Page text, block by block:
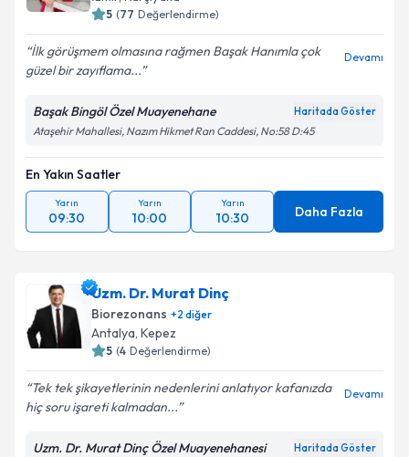
5 (77 Değerlendirme)
İlk görüşmem olmasına rağmen Başak Hanımla çok
güzel bir zayıflama...
Devamı
Başak Bingöl Özel Muayenehane Haritada Göster
Ataşehir Mahallesi, Nazım Hikmet Ran Caddesi, No:58 D:45
En Yakın Saatler
Yarın
09:30
Yarın
10:00
Yarın
10:30 Daha Fazla
Uzm. Dr. Murat Dinç
Biorezonans +2 diğer
Antalya, Kepez
5 (4 Değerlendirme)
Tek tek şikayetlerinin nedenlerini anlatıyor kafanızda
hiç soru işareti kalmadan...
Devamı
Uzm. Dr. Murat Dinç Özel Muayenehanesi Haritada Göster